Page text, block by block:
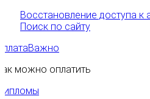
Восстановление доступа к
Поиск по сайту
Важно
можно оплатить